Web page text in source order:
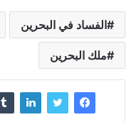
الفساد في البحرين
ملك البحرين